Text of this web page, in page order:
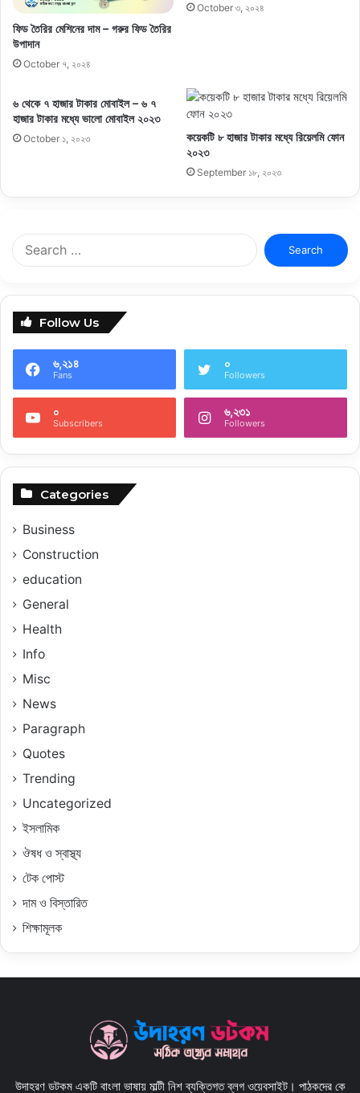
ফিড তৈরির মেশিনের দাম – গরুর ফিড তৈরির
উপাদান
October ৭, ২০২৪
October ৩, ২০২৪
৬ থেকে ৭ হাজার টাকার মোবাইল – ৬ ৭
হাজার টাকার মধ্যে ভালো মোবাইল ২০২৩
October ১, ২০২৩
কয়েকটি ৮ হাজার টাকার মধ্যে রিয়েলমি ফোন
২০২৩
September ১৮, ২০২৩
Search
for:
Follow Us
৬,২১৪
Fans
০
Followers
০
Subscribers
৬,২৩১
Followers
Categories
Business
Construction
education
General
Health
Info
Misc
News
Paragraph
Quotes
Trending
Uncategorized
ইসলামিক
ঔষধ ও স্বাস্থ্য
টেক পোস্ট
দাম ও বিস্তারিত
শিক্ষামূলক
উদাহরণ ডটকম একটি বাংলা ভাষায় মাল্টী নিশ ব্যক্তিগত ব্লগ ওয়েবসাইট। পাঠকদের কে